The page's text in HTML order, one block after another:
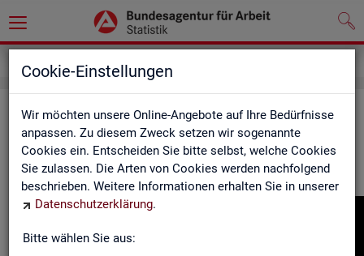
Cookie-Einstellungen
Wir möchten unsere Online-Angebote auf Ihre Bedürfnisse
anpassen. Zu diesem Zweck setzen wir sogenannte
Cookies ein. Entscheiden Sie bitte selbst, welche Cookies
Sie zulassen. Die Arten von Cookies werden nachfolgend
beschrieben. Weitere Informationen erhalten Sie in unserer
Datenschutzerklärung.
Bitte wählen Sie aus:
In­for­ma­tio­nen in Ge­bär­den­spra­che
Hier fin­den Sie unser In­for­ma­ti­ons­vi­deo in Deut­scher Ge­bär­
den­spra­che.
Video-
er